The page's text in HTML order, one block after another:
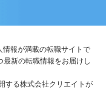
情報が満載の転職サイトで
新の転職情報をお届けし
する株式会社クリエイトが